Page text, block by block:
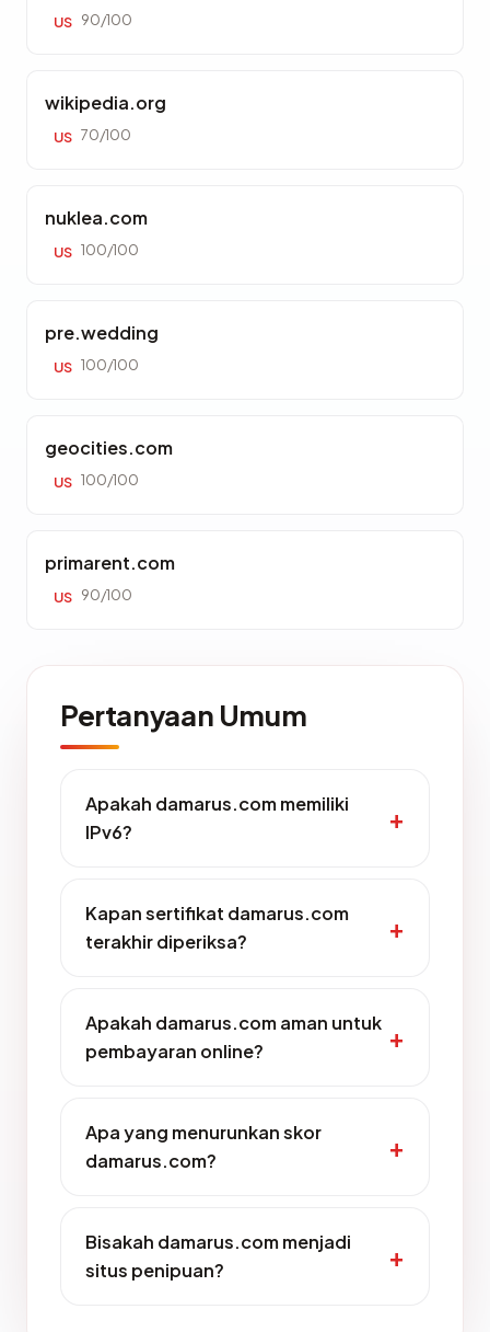
US 90/100
wikipedia.org
US 70/100
nuklea.com
US 100/100
pre.wedding
US 100/100
geocities.com
US 100/100
primarent.com
US 90/100
Pertanyaan Umum
Apakah damarus.com memiliki
IPv6?
Kapan sertifikat damarus.com
terakhir diperiksa?
Apakah damarus.com aman untuk
pembayaran online?
Apa yang menurunkan skor
damarus.com?
Bisakah damarus.com menjadi
situs penipuan?